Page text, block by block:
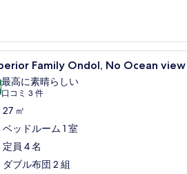
| 高級寝具、セーフティボックス (室内)、デ
Superior
Family Ondol, No Ocean view
点中 10.0
最高に素晴らしい
口コミ 3 件
(口
コ
ミ
3
件)
27 ㎡
ベッドルーム 1 室
定員 4 名
ダブル布団 2 組